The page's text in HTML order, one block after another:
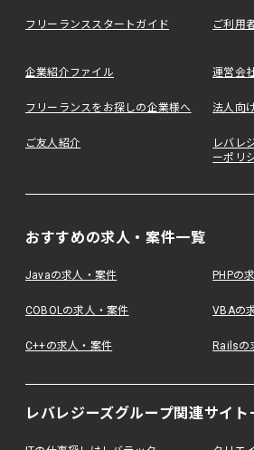
フリーランススタートガイド ご利用
企業紹介ファイル 運営会
フリーランスをお探しの企業様へ 法人向
ご友人紹介
レバレ
ーポリ
おすすめの求人・案件一覧
Javaの求人・案件 PHPの
COBOLの求人・案件 VBAの
C++の求人・案件 Railsの
レバレジーズグループ関連サイト